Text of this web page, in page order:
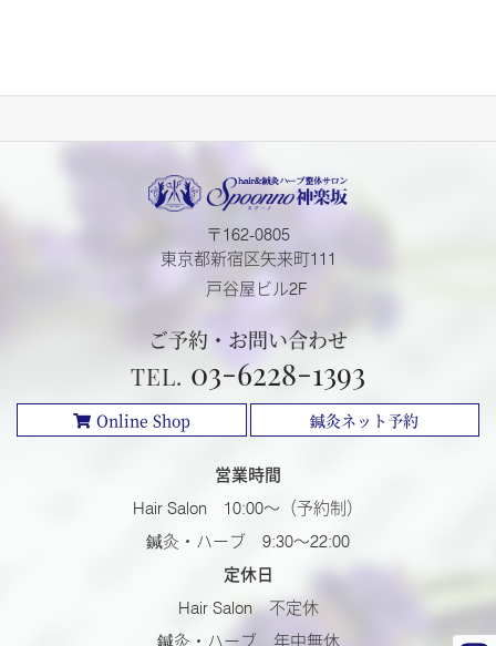
162-0805
東京都新宿区矢来町111
戸谷屋ビル2F
ご予約・お問い合わせ
03-6228-1393
Online Shop 鍼灸ネット予約
営業時間
Hair Salon 10:00～（予約制）
鍼灸・ハーブ 9:30～22:00
定休日
Hair Salon 不定休